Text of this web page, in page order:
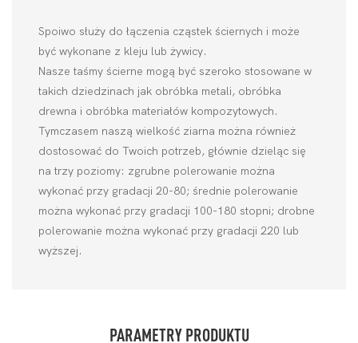
Spoiwo służy do łączenia cząstek ściernych i może
być wykonane z kleju lub żywicy.
Nasze taśmy ścierne mogą być szeroko stosowane w
takich dziedzinach jak obróbka metali, obróbka
drewna i obróbka materiałów kompozytowych.
Tymczasem naszą wielkość ziarna można również
dostosować do Twoich potrzeb, głównie dzieląc się
na trzy poziomy: zgrubne polerowanie można
wykonać przy gradacji 20-80; średnie polerowanie
można wykonać przy gradacji 100-180 stopni; drobne
polerowanie można wykonać przy gradacji 220 lub
wyższej.
PARAMETRY PRODUKTU